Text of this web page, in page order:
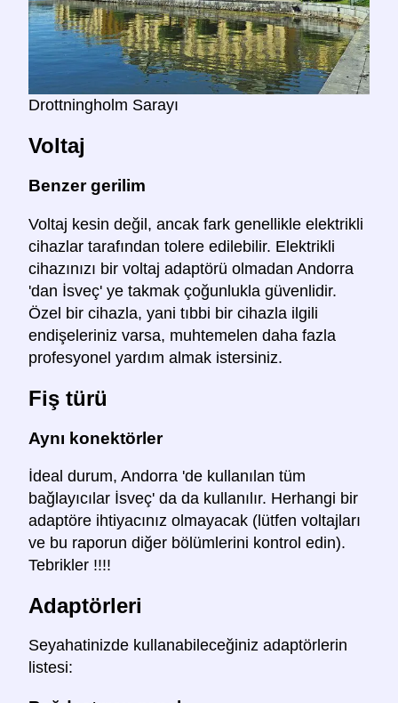
Drottningholm Sarayı
Voltaj
Benzer gerilim
Voltaj kesin değil, ancak fark genellikle elektrikli
cihazlar tarafından tolere edilebilir. Elektrikli
cihazınızı bir voltaj adaptörü olmadan Andorra
'dan İsveç' ye takmak çoğunlukla güvenlidir.
Özel bir cihazla, yani tıbbi bir cihazla ilgili
endişeleriniz varsa, muhtemelen daha fazla
profesyonel yardım almak istersiniz.
Fiş türü
Aynı konektörler
İdeal durum, Andorra 'de kullanılan tüm
bağlayıcılar İsveç' da da kullanılır. Herhangi bir
adaptöre ihtiyacınız olmayacak (lütfen voltajları
ve bu raporun diğer bölümlerini kontrol edin).
Tebrikler !!!!
Adaptörleri
Seyahatinizde kullanabileceğiniz adaptörlerin
listesi: